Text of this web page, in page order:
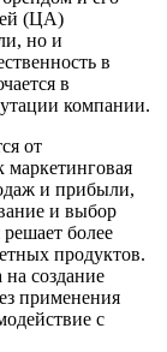
(ЦА)
но и
в
в
компании.
от
маркетинговая
и прибыли,
и выбор
более
продуктов.
на создание
применения
с